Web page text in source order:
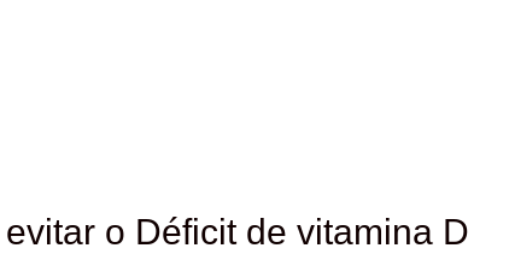
o Déficit de vitamina D